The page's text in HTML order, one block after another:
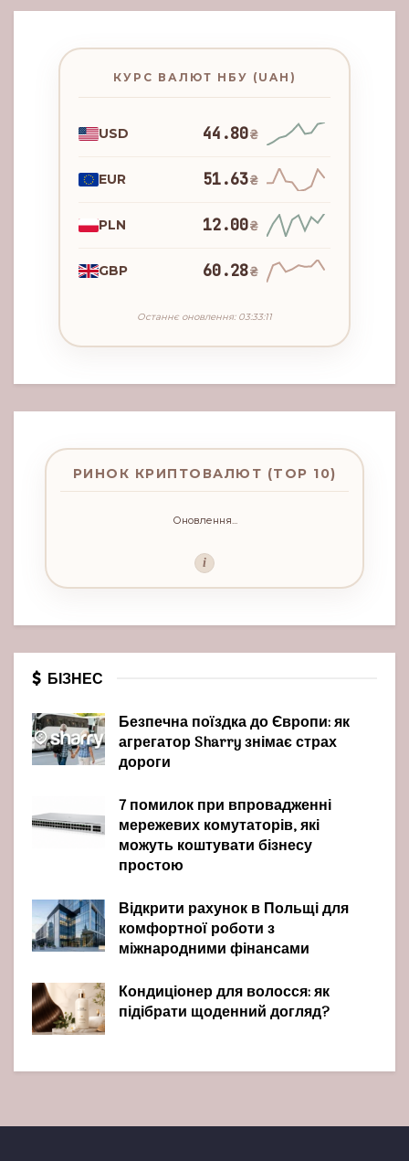
КУРС ВАЛЮТ НБУ (UAH)
USD 44.80₴
EUR 51.63₴
PLN 12.00₴
GBP 60.28₴
Останнє оновлення: 03:33:11
РИНОК КРИПТОВАЛЮТ (TOP 10)
Оновлення...
i
БІЗНЕС
Безпечна поїздка до Європи: як
агрегатор Sharry знімає страх
дороги
7 помилок при впровадженні
мережевих комутаторів, які
можуть коштувати бізнесу
простою
Відкрити рахунок в Польщі для
комфортної роботи з
міжнародними фінансами
Кондиціонер для волосся: як
підібрати щоденний догляд?